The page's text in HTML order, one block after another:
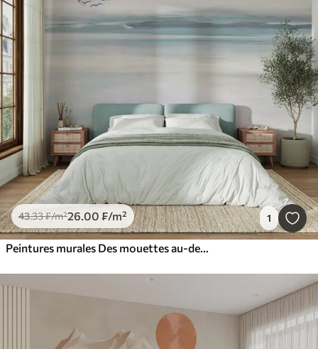
43.33₣/m²26.00 ₣/m² 1
Peintures murales Des mouettes au-dessus de la mer